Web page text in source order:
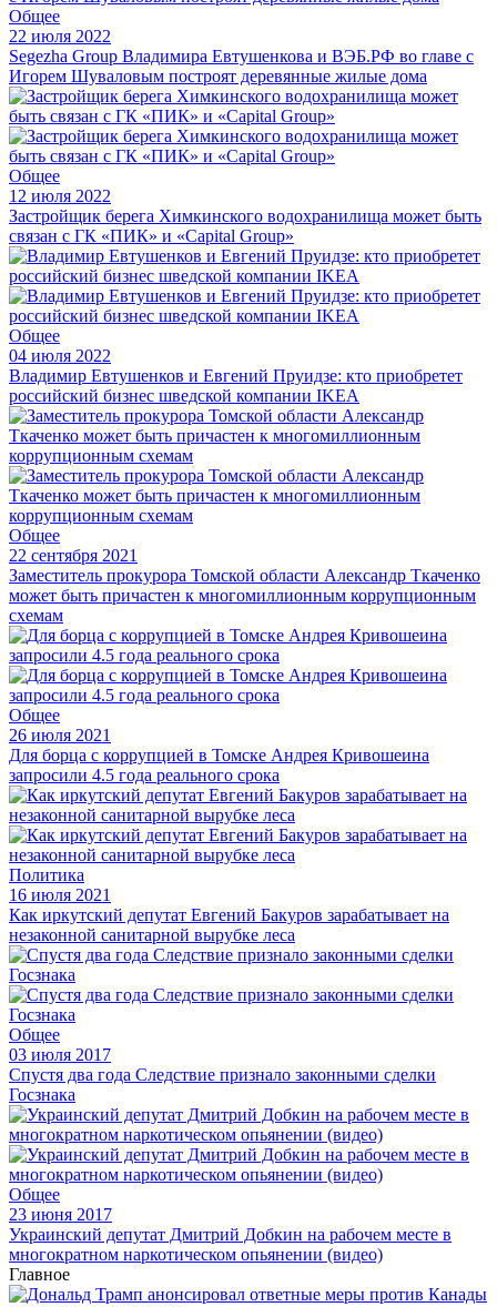
Общее
22 июля 2022
Segezha Group Владимира Евтушенкова и ВЭБ.РФ во главе с
Игорем Шуваловым построят деревянные жилые дома
Общее
12 июля 2022
Застройщик берега Химкинского водохранилища может быть
связан с ГК «ПИК» и «Capital Group»
Общее
04 июля 2022
Владимир Евтушенков и Евгений Пруидзе: кто приобретет
российский бизнес шведской компании IKEA
Общее
22 сентября 2021
Заместитель прокурора Томской области Александр Ткаченко
может быть причастен к многомиллионным коррупционным
схемам
Общее
26 июля 2021
Для борца с коррупцией в Томске Андрея Кривошеина
запросили 4.5 года реального срока
Политика
16 июля 2021
Как иркутский депутат Евгений Бакуров зарабатывает на
незаконной санитарной вырубке леса
Общее
03 июля 2017
Спустя два года Следствие признало законными сделки
Госзнака
Общее
23 июня 2017
Украинский депутат Дмитрий Добкин на рабочем месте в
многократном наркотическом опьянении (видео)
Главное